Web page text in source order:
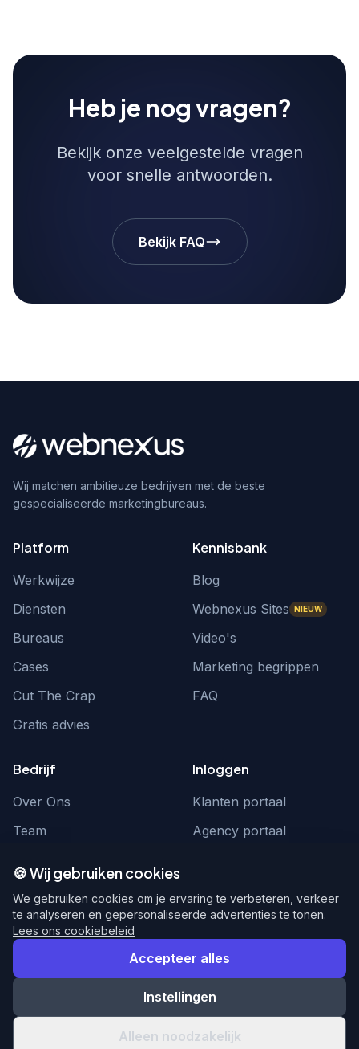
Heb je nog vragen?
Bekijk onze veelgestelde vragen
voor snelle antwoorden.
Bekijk FAQ
Wij matchen ambitieuze bedrijven met de beste
gespecialiseerde marketingbureaus.
Platform
Werkwijze
Diensten
Bureaus
Cases
Cut The Crap
Gratis advies
Kennisbank
Blog
Webnexus Sites NIEUW
Video's
Marketing begrippen
FAQ
Bedrijf
Over Ons
Team
Inloggen
Klanten portaal
Agency portaal
hello@webnexus.nl
085 004 1875
© 2026 WebNexus. Alle rechten voorbehouden.
PrivacyVoorwaarden
🍪 Wij gebruiken cookies
We gebruiken cookies om je ervaring te verbeteren, verkeer
te analyseren en gepersonaliseerde advertenties te tonen.
Lees ons cookiebeleid
Accepteer alles
Instellingen
Alleen noodzakelijk